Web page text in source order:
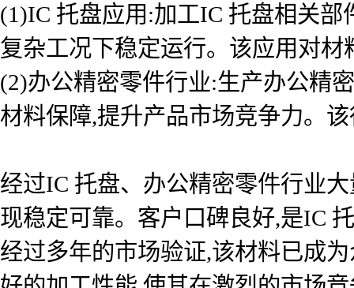
(1)IC 托盘应用:加工IC 托盘相关
复杂工况下稳定运行。该应用对
(2)办公精密零件行业:生产办公精
材料保障,提升产品市场竞争力。
经过IC 托盘、办公精密零件行业
现稳定可靠。客户口碑良好,是IC
经过多年的市场验证,该材料已成